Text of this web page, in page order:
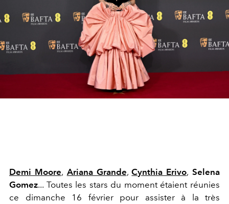
Demi Moore, Ariana Grande,Cynthia Erivo, Selena
Gomez... Toutes les stars du moment étaient réunies
ce dimanche 16 février pour assister à la très